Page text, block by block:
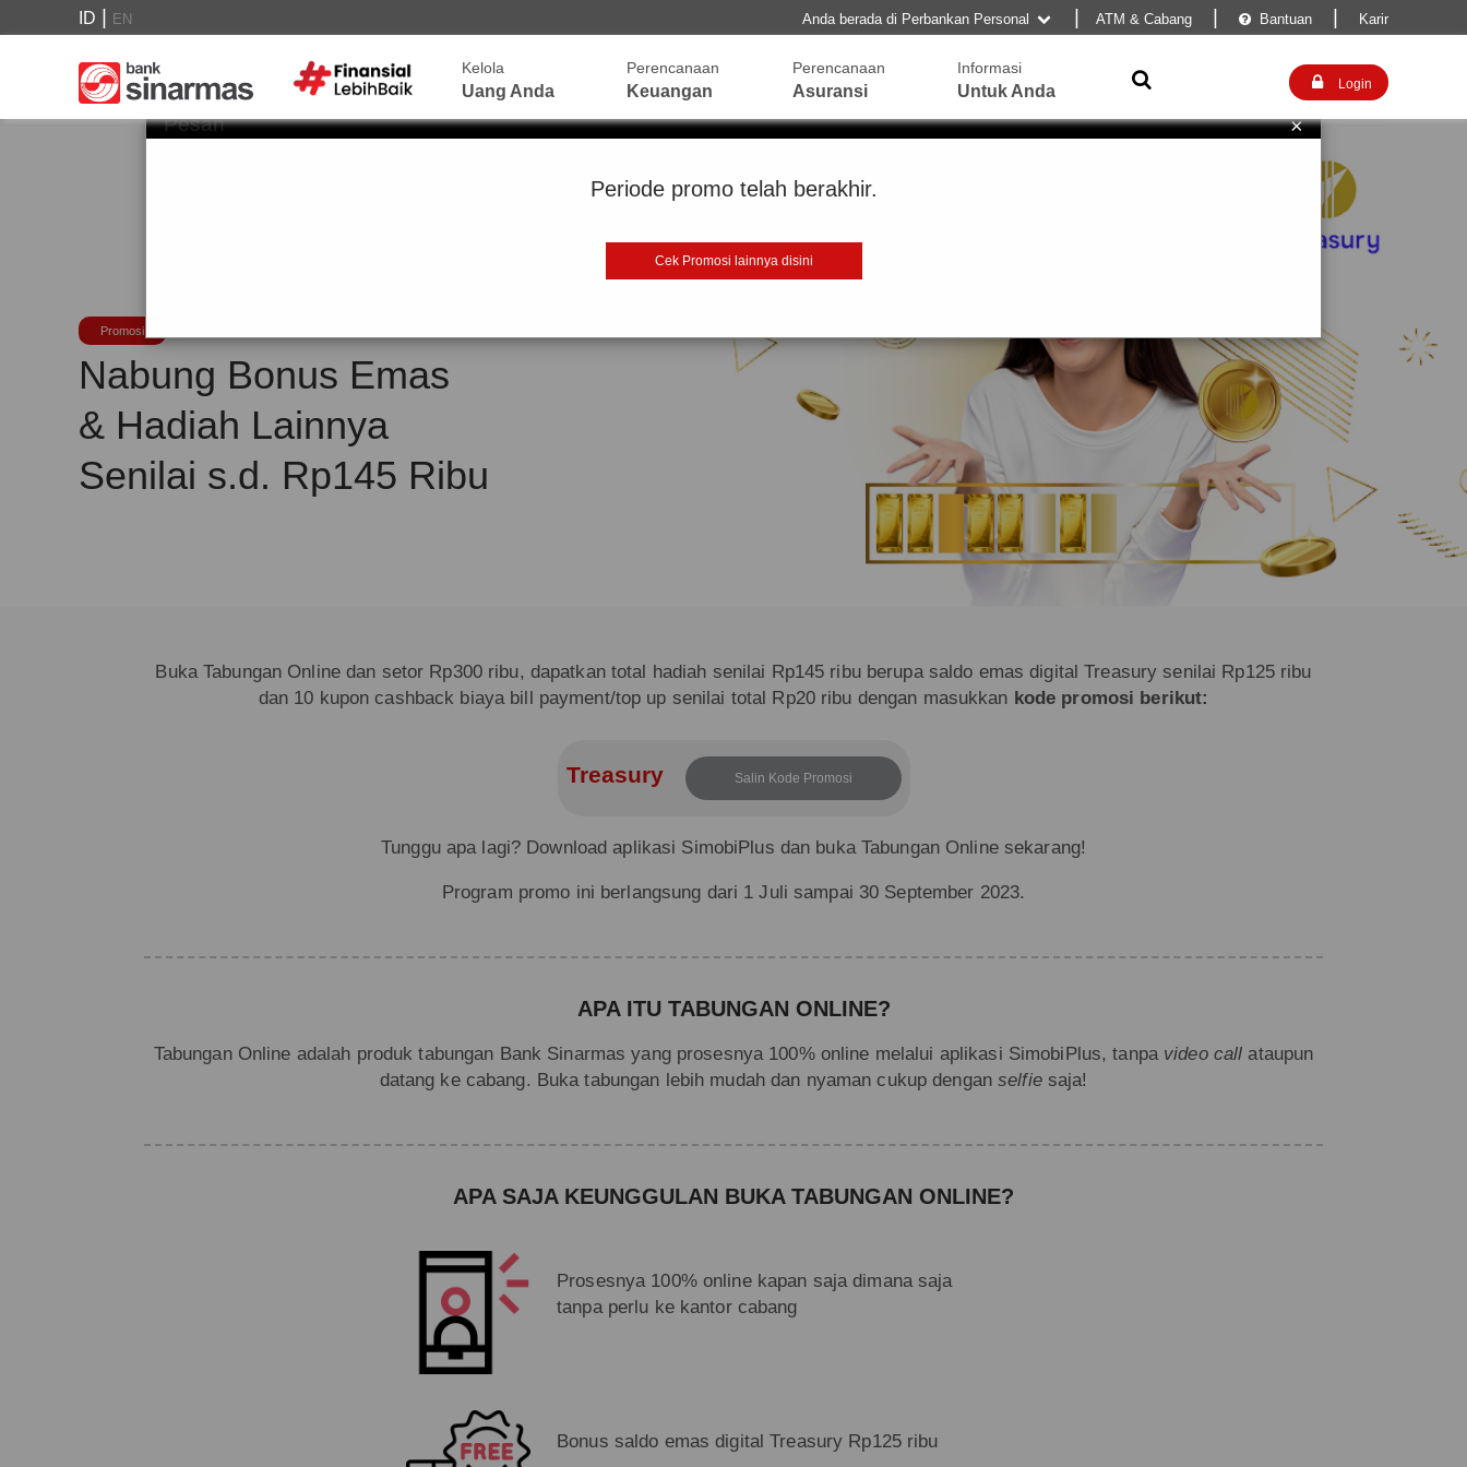
ID EN Anda berada di Perbankan Personal  |ATM & Cabang  Bantuan Karir
Kelola
Uang Anda
Perencanaan
Keuangan
Perencanaan
Asuransi
Informasi
Untuk Anda
  Login
Promosi
Nabung Bonus Emas
& Hadiah Lainnya
Senilai s.d. Rp145 Ribu
Buka Tabungan Online dan setor Rp300 ribu, dapatkan total hadiah senilai Rp145 ribu berupa saldo emas digital Treasury senilai Rp125 ribu
dan 10 kupon cashback biaya bill payment/top up senilai total Rp20 ribu dengan masukkan kode promosi berikut:
Treasury Salin Kode Promosi
Tunggu apa lagi? Download aplikasi SimobiPlus dan buka Tabungan Online sekarang!
Program promo ini berlangsung dari 1 Juli sampai 30 September 2023.
APA ITU TABUNGAN ONLINE?
Tabungan Online adalah produk tabungan Bank Sinarmas yang prosesnya 100% online melalui aplikasi SimobiPlus, tanpa video call ataupun
datang ke cabang. Buka tabungan lebih mudah dan nyaman cukup dengan selfiesaja!
APA SAJA KEUNGGULAN BUKA TABUNGAN ONLINE?
Prosesnya 100% online kapan saja dimana saja
tanpa perlu ke kantor cabang
Bonus saldo emas digital Treasury Rp125 ribu
×
Pesan
Periode promo telah berakhir.
Cek Promosi lainnya disini